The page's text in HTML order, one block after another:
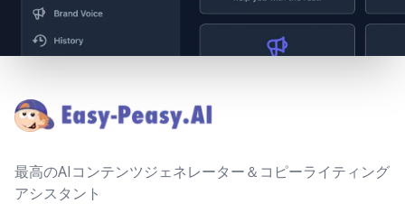
最高のAIコンテンツジェネレーター＆コピーライティング
アシスタント